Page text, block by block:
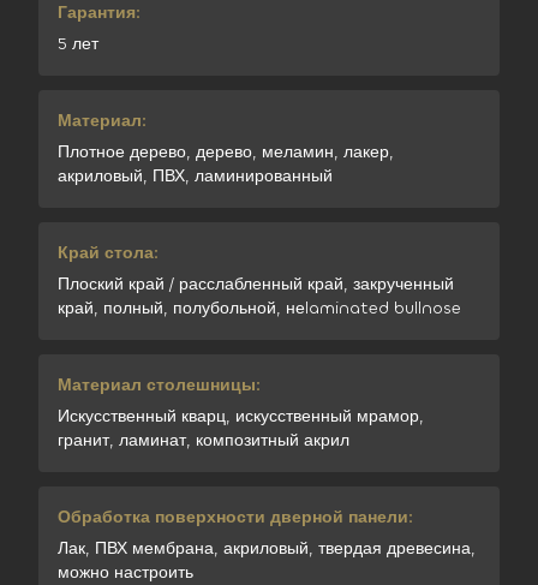
Гарантия:
5 лет
Материал:
Плотное дерево, дерево, меламин, лакер,
акриловый, ПВХ, ламинированный
Край стола:
Плоский край / расслабленный край, закрученный
край, полный, полубольной, неlaminated bullnose
Материал столешницы:
Искусственный кварц, искусственный мрамор,
гранит, ламинат, композитный акрил
Обработка поверхности дверной панели:
Лак, ПВХ мембрана, акриловый, твердая древесина,
можно настроить